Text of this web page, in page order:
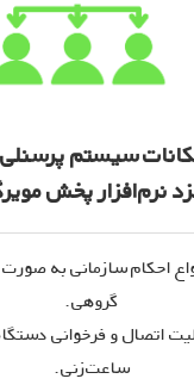
سیستم
نرم‌افزار پخش
احکام سازمانی به صورت
گروهی.
اتصال و فرخوانی
ساعت‌زنی.